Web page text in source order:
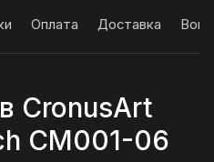
Оплата Доставка
CronusArt
CM001-06